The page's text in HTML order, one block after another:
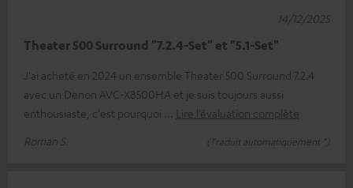
Theater 500 Surround "7.2.4-Set" et "5.1-Set"
J'ai acheté en 2024 un ensemble Theater 500 Surround 7.2.4
avec un Denon AVC-X8500HA et je suis toujours aussi
enthousiaste, c'est pourquoi
Lire l’évaluation complète
Roman S.
(Traduit automatiquement *)
14/12/2025